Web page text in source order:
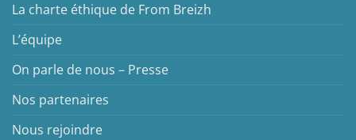
La charte éthique de From Breizh
L’équipe
On parle de nous – Presse
Nos partenaires
Nous rejoindre